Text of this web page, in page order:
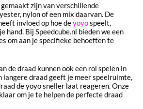
zijn van verschillende
nylon of een mix daarvan. De
invloed op hoe deyoyospeelt,
hand. Bij Speedcube.nl bieden we een
om aan je specifieke behoeften te
de draad kunnen ook een rol spelen in
langere draad geeft je meer speelruimte,
de yoyo sneller laat reageren. Onze
om je te helpen de perfecte draad